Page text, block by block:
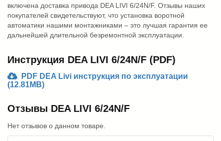
включена доставка привода DEA LIVI 6/24N/F. Отзывы наших
покупателей свидетельствуют, что установка воротной
автоматики нашими монтажниками – это лучшая гарантия ее
дальнейшей длительной безремонтной эксплуатации.
Инструкция DEA LIVI 6/24N/F (PDF)
PDF DEA Livi инструкция по эксплуатации
(12.81MB)
Отзывы DEA LIVI 6/24N/F
Нет отзывов о данном товаре.